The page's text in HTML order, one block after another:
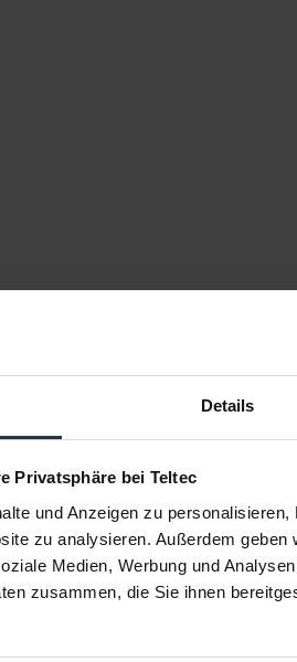
Details
Privatsphäre bei Teltec
und Anzeigen zu
zu analysieren. Außerdem
Medien, Werbung und
zusammen, die Sie ihnen
Kit 2-in-1
SUN-SWATTER PRO
SUN-SWATTER PRO SUPER-